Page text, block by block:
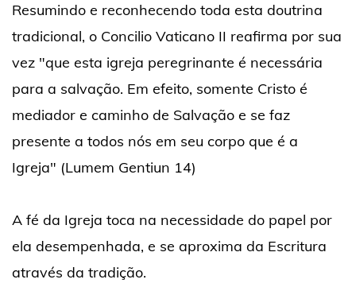
Resumindo e reconhecendo toda esta doutrina
tradicional, o Concilio Vaticano II reafirma por sua
vez "que esta igreja peregrinante é necessária
para a salvação. Em efeito, somente Cristo é
mediador e caminho de Salvação e se faz
presente a todos nós em seu corpo que é a
Igreja" (Lumem Gentiun 14)
A fé da Igreja toca na necessidade do papel por
ela desempenhada, e se aproxima da Escritura
através da tradição.